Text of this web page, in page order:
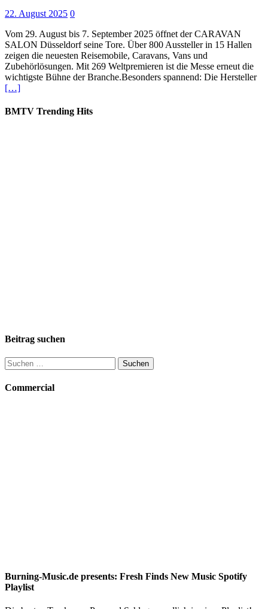
22. August 2025 0
Vom 29. August bis 7. September 2025 öffnet der CARAVAN
SALON Düsseldorf seine Tore. Über 800 Aussteller in 15 Hallen
zeigen die neuesten Reisemobile, Caravans, Vans und
Zubehörlösungen. Mit 269 Weltpremieren ist die Messe erneut die
wichtigste Bühne der Branche.Besonders spannend: Die Hersteller
[…]
BMTV Trending Hits
Beitrag suchen
Suchen
nach:
Commercial
Burning-Music.de presents: Fresh Finds New Music Spotify
Playlist